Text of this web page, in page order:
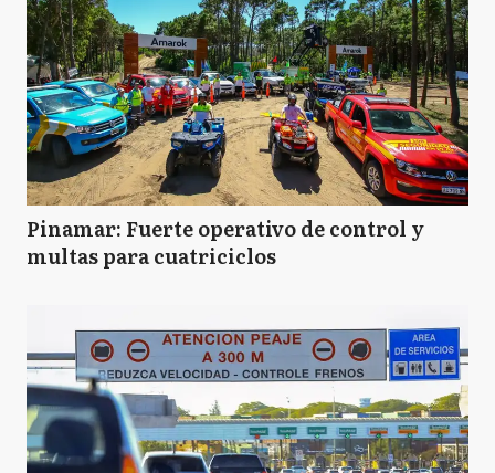
Pinamar: Fuerte operativo de control y
multas para cuatriciclos